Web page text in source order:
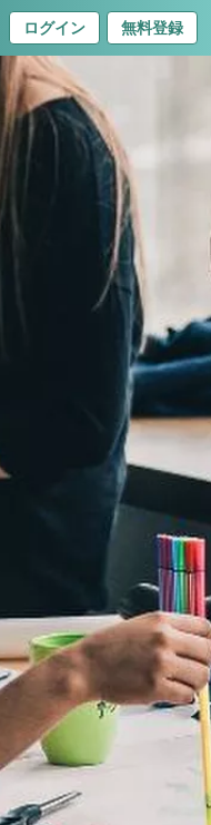
ログイン 無料登録